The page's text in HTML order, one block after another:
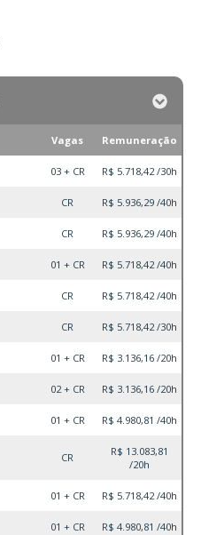
Vagas Remuneração
03 + CR R$ 5.718,42 /30h
CR R$ 5.936,29 /40h
CR R$ 5.936,29 /40h
01 + CR R$ 5.718,42 /40h
CR R$ 5.718,42 /40h
CR R$ 5.718,42 /30h
01 + CR R$ 3.136,16 /20h
02 + CR R$ 3.136,16 /20h
01 + CR R$ 4.980,81 /40h
CR
R$ 13.083,81
/20h
01 + CR R$ 5.718,42 /40h
01 + CR R$ 4.980,81 /40h